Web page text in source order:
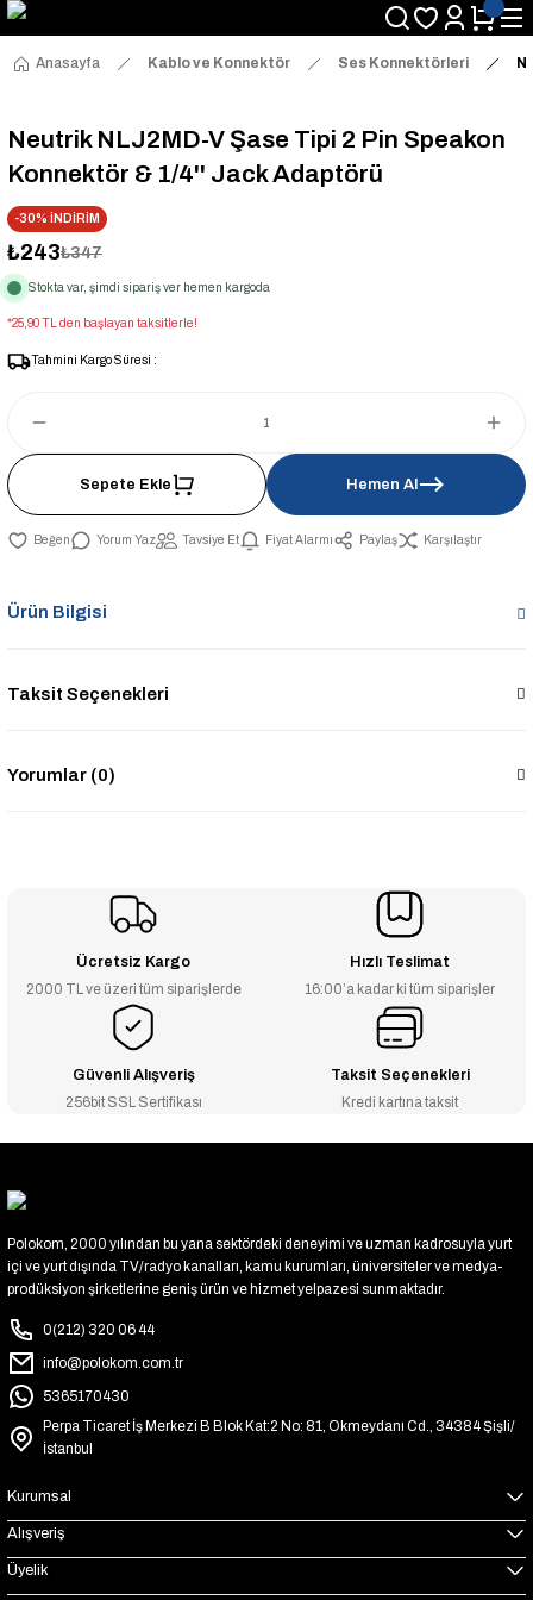
Anasayfa Kablo ve Konnektör Ses Konnektörleri
Neutrik NLJ2MD-V Şase Tipi 2 Pin Speakon
Konnektör & 1/4'' Jack Adaptörü
-30% İNDİRİM
₺243₺347
Stokta var, şimdi sipariş ver hemen kargoda
*25,90 TL den başlayan taksitlerle!
Tahmini Kargo Süresi :
Sepete Ekle Hemen Al
Yorum Yaz Tavsiye Et Fiyat Alarmı Paylaş Karşılaştır
Ürün Bilgisi
Taksit Seçenekleri
Yorumlar (0)
Ücretsiz Kargo
2000 TL ve üzeri tüm siparişlerde
Hızlı Teslimat
16:00’a kadar ki tüm siparişler
Güvenli Alışveriş
256bit SSL Sertifikası
Taksit Seçenekleri
Kredi kartına taksit
Polokom, 2000 yılından bu yana sektördeki deneyimi ve uzman kadrosuyla yurt
içi ve yurt dışında TV/radyo kanalları, kamu kurumları, üniversiteler ve medya-
prodüksiyon şirketlerine geniş ürün ve hizmet yelpazesi sunmaktadır.
0(212) 320 06 44
info@polokom.com.tr
5365170430
Perpa Ticaret İş Merkezi B Blok Kat:2 No: 81, Okmeydanı Cd., 34384 Şişli/
İstanbul
Kurumsal
Alışveriş
Üyelik